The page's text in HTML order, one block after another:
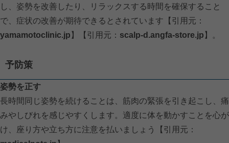
し、姿勢を改善したり、リラックスする時間を確保すること
で、症状の改善が期待できるとされています【引用元：
yamamotoclinic.jp 】【引用元： scalp-d.angfa-store.jp 】。
予防策
姿勢を正す
長時間同じ姿勢を続けることは、筋肉の緊張を引き起こし、痛
みやしびれを感じやすくします。適度に体を動かすことを心が
け、座り方や立ち方に注意を払いましょう【引用元：